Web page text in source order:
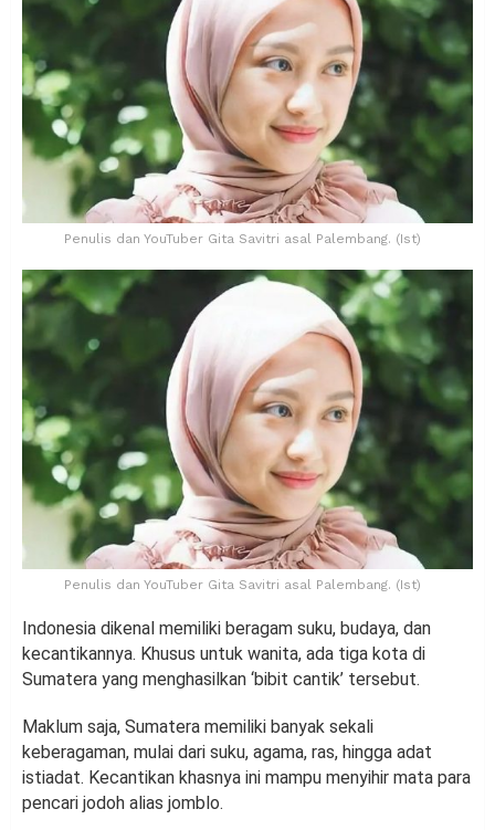
Penulis dan YouTuber Gita Savitri asal Palembang. (Ist)
Penulis dan YouTuber Gita Savitri asal Palembang. (Ist)
Indonesia dikenal memiliki beragam suku, budaya, dan
kecantikannya. Khusus untuk wanita, ada tiga kota di
Sumatera yang menghasilkan ‘bibit cantik’ tersebut.
Maklum saja, Sumatera memiliki banyak sekali
keberagaman, mulai dari suku, agama, ras, hingga adat
istiadat. Kecantikan khasnya ini mampu menyihir mata para
pencari jodoh alias jomblo.